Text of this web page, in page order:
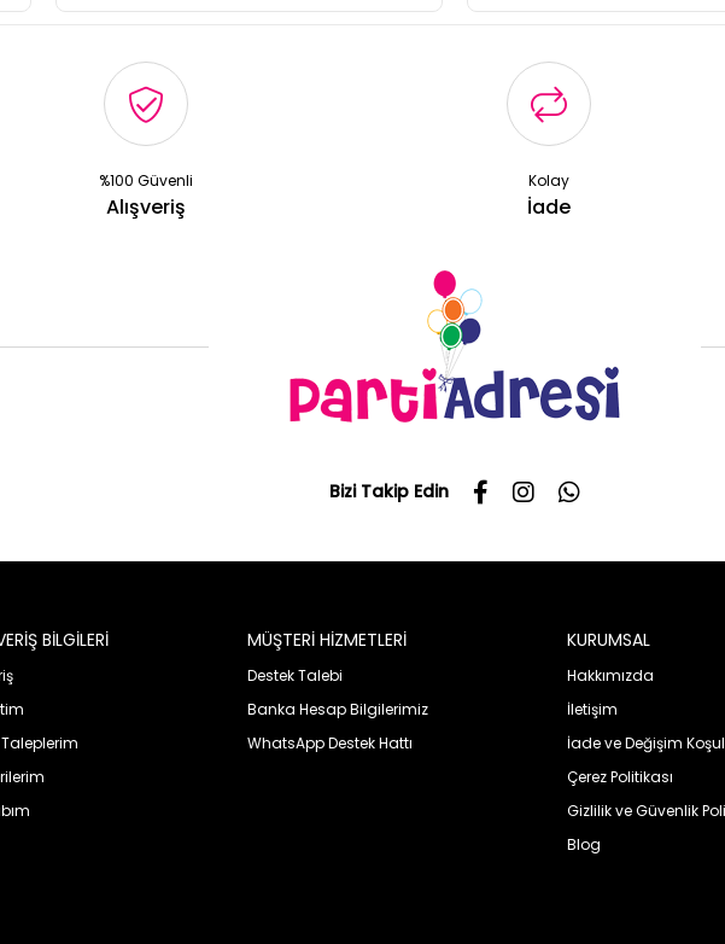
%100 Güvenli
Alışveriş
Kolay
İade
Bizi Takip Edin
BİLGİLERİ MÜŞTERİ HİZMETLERİ
Destek Talebi
Banka Hesap Bilgilerimiz
WhatsApp Destek Hattı
KURUMSAL
Hakkımızda
İletişim
İade ve Değişim
Çerez Politikası
Gizlilik ve Güvenlik
Blog